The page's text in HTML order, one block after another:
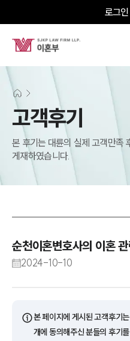
로그인
고객후기
본 후기는 대륜의 실제 고객만족
게재하였습니다.
순천이혼변호사의 이혼
2024-10-10
ⓘ본 페이지에 게시된 고객후기
개에 동의해주신 분들의 후기